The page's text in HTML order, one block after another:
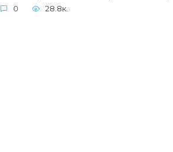
0 28.8к.